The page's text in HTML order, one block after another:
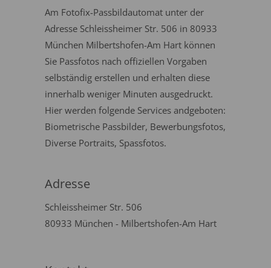
Am Fotofix-Passbildautomat unter der
Adresse Schleissheimer Str. 506 in 80933
München Milbertshofen-Am Hart können
Sie Passfotos nach offiziellen Vorgaben
selbständig erstellen und erhalten diese
innerhalb weniger Minuten ausgedruckt.
Hier werden folgende Services andgeboten:
Biometrische Passbilder, Bewerbungsfotos,
Diverse Portraits, Spassfotos.
Adresse
Schleissheimer Str. 506
80933 München - Milbertshofen-Am Hart